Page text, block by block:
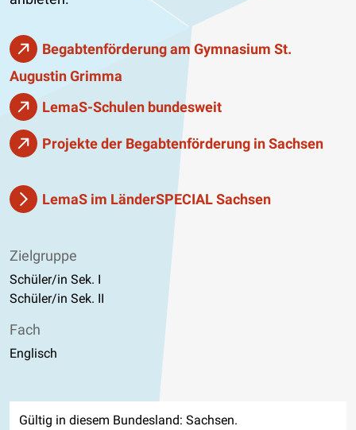
Begabtenförderung am Gymnasium St.
Augustin Grimma
LemaS-Schulen bundesweit
Projekte der Begabtenförderung in Sachsen
LemaS im LänderSPECIAL Sachsen
Zielgruppe
Schüler/in Sek. I
Schüler/in Sek. II
Fach
Englisch
Gültig in diesem Bundesland: Sachsen.